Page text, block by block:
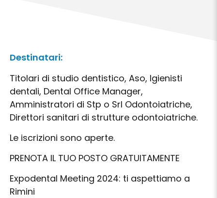
Destinatari:
Titolari di studio dentistico, Aso, Igienisti
dentali, Dental Office Manager,
Amministratori di Stp o Srl Odontoiatriche,
Direttori sanitari di strutture odontoiatriche.
Le iscrizioni sono aperte.
PRENOTA IL TUO POSTO GRATUITAMENTE
Expodental Meeting 2024: ti aspettiamo a
Rimini